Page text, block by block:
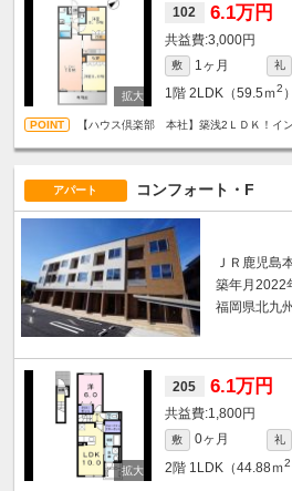
102 6.1万円
3,000円
敷 1ヶ月 礼
1階 2LDK（59.5ｍ2 ）
【ハウス倶楽部 本社】築浅2ＬＤＫ！イ
アパート コンフォート・F
ＪＲ鹿児島
築年月2022
福岡県北九
205 6.1万円
1,800円
敷 0ヶ月 礼
2階 1LDK（44.88ｍ2